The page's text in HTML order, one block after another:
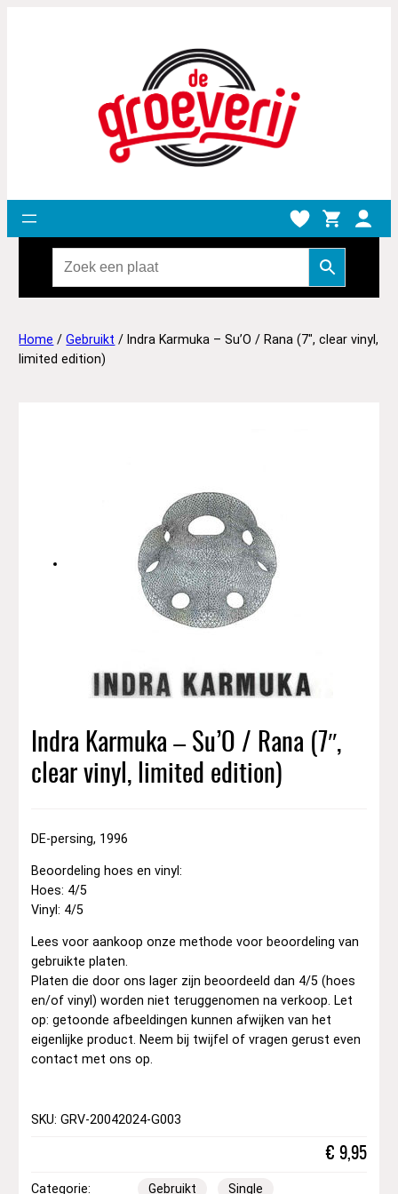
Home /Gebruikt / Indra Karmuka – Su’O / Rana (7″, clear vinyl,
limited edition)
Indra Karmuka – Su’O / Rana (7″,
clear vinyl, limited edition)
DE-persing, 1996
Beoordeling hoes en vinyl:
Hoes: 4/5
Vinyl: 4/5
Lees voor aankoop onze methode voor beoordeling van
gebruikte platen.
Platen die door ons lager zijn beoordeeld dan 4/5 (hoes
en/of vinyl) worden niet teruggenomen na verkoop. Let
op: getoonde afbeeldingen kunnen afwijken van het
eigenlijke product. Neem bij twijfel of vragen gerust even
contact met ons op.
SKU: GRV-20042024-G003
€ 9,95
Categorie: Gebruikt Single